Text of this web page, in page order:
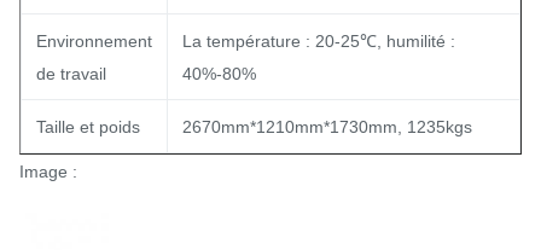
Environnement
de travail
La température : 20-25℃, humilité :
40%-80%
Taille et poids 2670mm*1210mm*1730mm, 1235kgs
Image :